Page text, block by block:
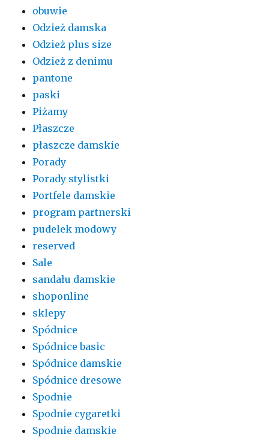
obuwie
Odzież damska
Odzież plus size
Odzież z denimu
pantone
paski
Piżamy
Płaszcze
płaszcze damskie
Porady
Porady stylistki
Portfele damskie
program partnerski
pudelek modowy
reserved
Sale
sandału damskie
shoponline
sklepy
Spódnice
Spódnice basic
Spódnice damskie
Spódnice dresowe
Spodnie
Spodnie cygaretki
Spodnie damskie